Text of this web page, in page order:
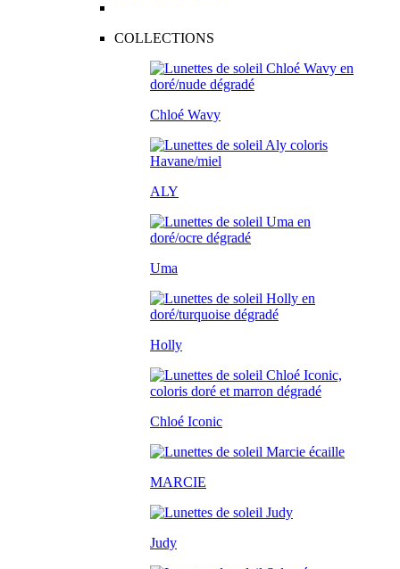
COLLECTIONS
Chloé Wavy
ALY
Uma
Holly
Chloé Iconic
MARCIE
Judy